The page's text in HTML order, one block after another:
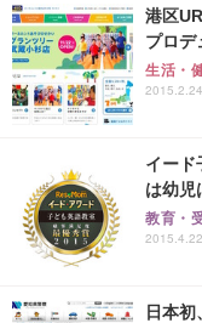
港区
プロデ
生活・
イー
は幼児
教育・
日本